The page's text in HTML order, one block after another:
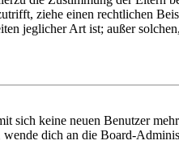
ziehe einen rechtlichen
jeglicher Art ist; außer
keine neuen Benutzer
dich an die Board-